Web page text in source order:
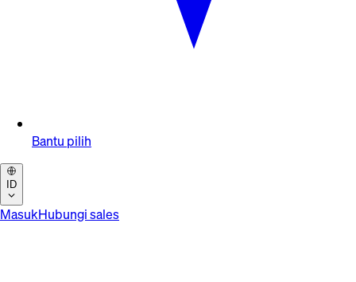
Bantu pilih
ID
MasukHubungi sales